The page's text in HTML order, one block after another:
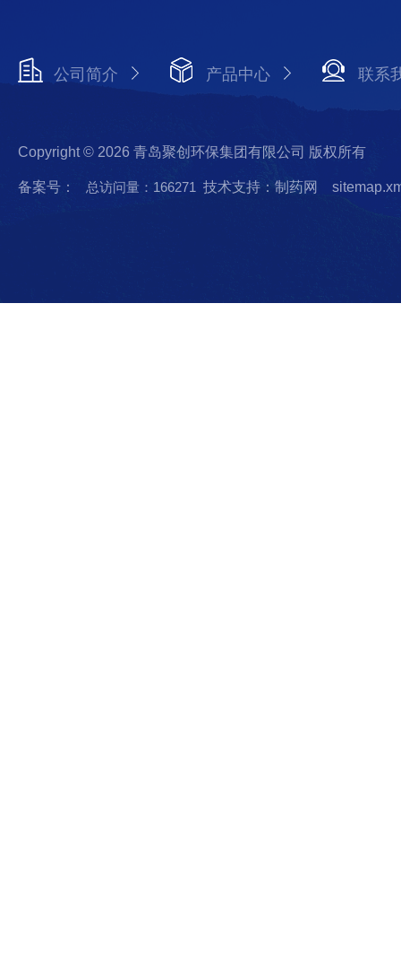
公司简介 产品中心 联系
Copyright © 2026 青岛聚创环保集团有限公司 版权所有
备案号： 总访问量：166271 技术支持：制药网